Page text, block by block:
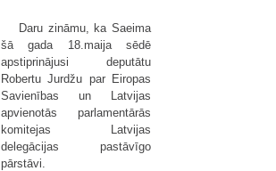
Daru zināmu, ka Saeima
šā gada 18.maija sēdē
apstiprinājusi deputātu
Robertu Jurdžu par Eiropas
Savienības un Latvijas
apvienotās parlamentārās
komitejas Latvijas
delegācijas pastāvīgo
pārstāvi.